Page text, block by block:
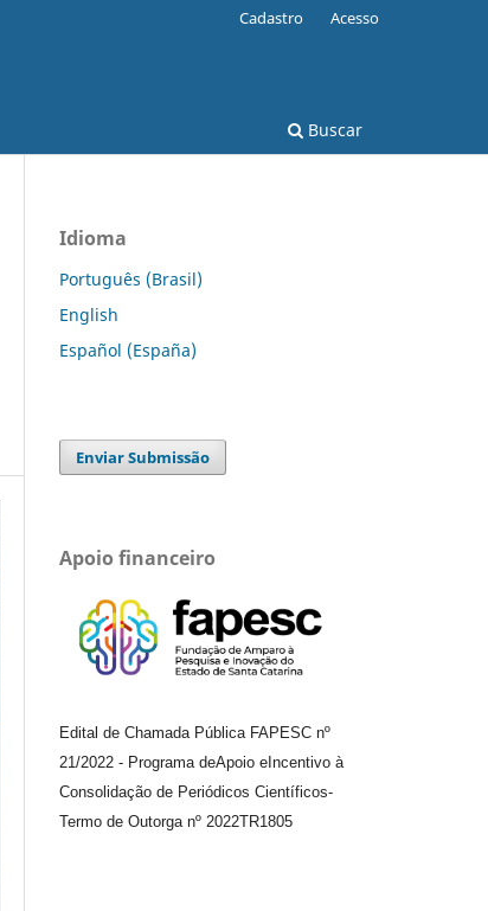
Buscar
Cadastro Acesso
Idioma
Português (Brasil)
English
Español (España)
Enviar Submissão
Apoio financeiro
Edital de Chamada Pública FAPESC nº
21/2022 - Programa deApoio e Incentivo à
Consolidação de Periódicos Científicos-
Termo de Outorga nº 2022TR1805